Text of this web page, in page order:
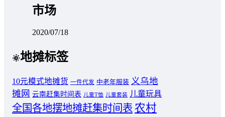
市场
2020/07/18
地摊标签
10元模式地摊货 一件代发 中老年服装 义乌地
摊网 云南赶集时间表 儿童T恤 儿童套装 儿童玩具
全国各地摆地摊赶集时间表 农村